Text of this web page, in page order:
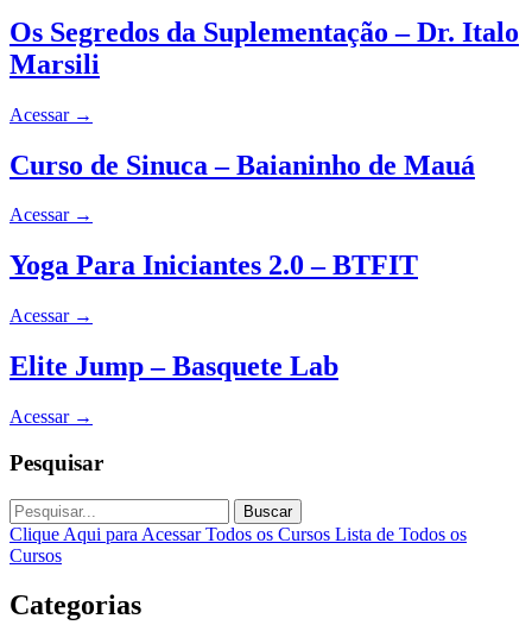
Os Segredos da Suplementação – Dr. Italo
Marsili
Acessar →
Curso de Sinuca – Baianinho de Mauá
Acessar →
Yoga Para Iniciantes 2.0 – BTFIT
Acessar →
Elite Jump – Basquete Lab
Acessar →
Pesquisar
Buscar
Clique Aqui para Acessar Todos os Cursos Lista de Todos os
Cursos
Categorias